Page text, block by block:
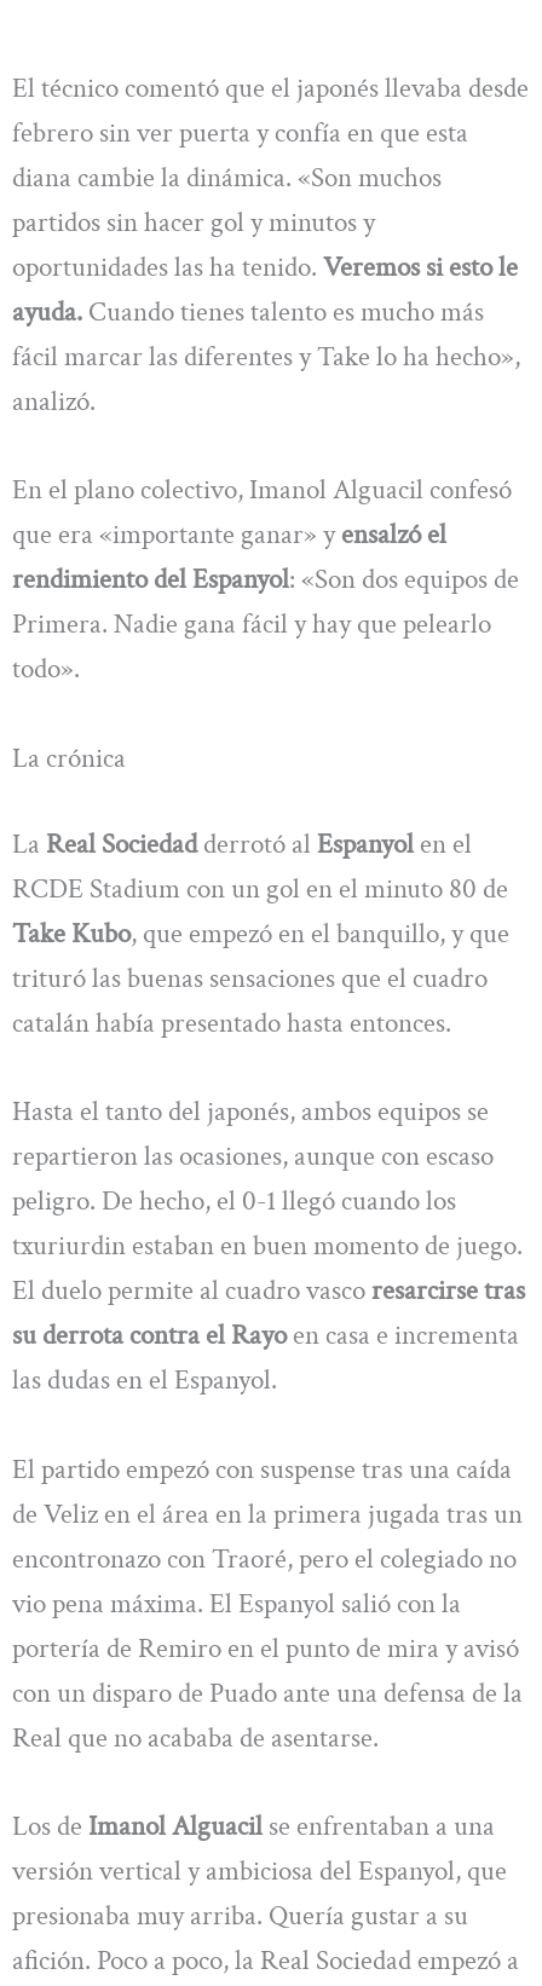
El técnico comentó que el japonés llevaba desde
febrero sin ver puerta y confía en que esta
diana cambie la dinámica. «Son muchos
partidos sin hacer gol y minutos y
oportunidades las ha tenido. Veremos si esto le
ayuda. Cuando tienes talento es mucho más
fácil marcar las diferentes y Take lo ha hecho»,
analizó.
En el plano colectivo, Imanol Alguacil confesó
que era «importante ganar» yensalzó el
rendimiento del Espanyol: «Son dos equipos de
Primera. Nadie gana fácil y hay que pelearlo
todo».
La crónica
La Real Sociedadderrotó al Espanyol en el
RCDE Stadium con un gol en el minuto 80 de
Take Kubo, que empezó en el banquillo, y que
trituró las buenas sensaciones que el cuadro
catalán había presentado hasta entonces.
Hasta el tanto del japonés, ambos equipos se
repartieron las ocasiones, aunque con escaso
peligro. De hecho, el 0-1 llegó cuando los
txuriurdin estaban en buen momento de juego.
El duelo permite al cuadro vasco resarcirse tras
su derrota contra el Rayoen casa e incrementa
las dudas en el Espanyol.
El partido empezó con suspense tras una caída
de Veliz en el área en la primera jugada tras un
encontronazo con Traoré, pero el colegiado no
vio pena máxima. El Espanyol salió con la
portería de Remiro en el punto de mira y avisó
con un disparo de Puado ante una defensa de la
Real que no acababa de asentarse.
Los de Imanol Alguacil se enfrentaban a una
versión vertical y ambiciosa del Espanyol, que
presionaba muy arriba. Quería gustar a su
afición. Poco a poco, la Real Sociedad empezó a